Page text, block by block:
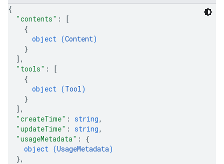
{
"contents" :
[
{
object (Content)
}
] ,
"tools" :
[
{
object (Tool)
}
] ,
"createTime" : string,
"updateTime" : string,
"usageMetadata" : {
object (UsageMetadata)
},